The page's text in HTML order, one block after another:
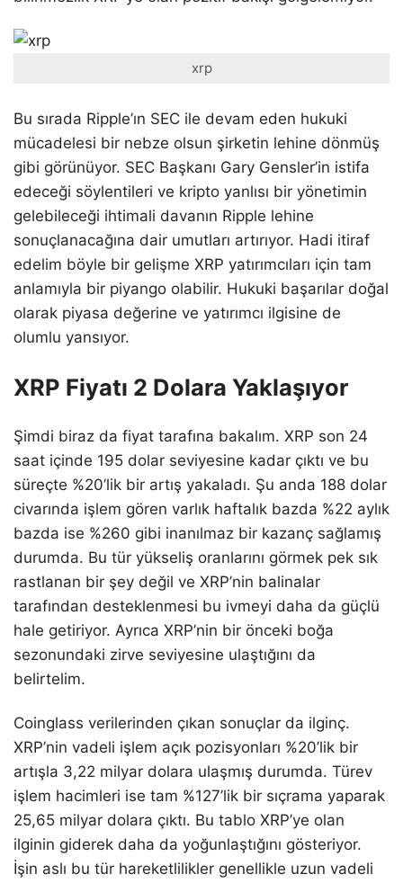
xrp
Bu sırada Ripple’ın SEC ile devam eden hukuki
mücadelesi bir nebze olsun şirketin lehine dönmüş
gibi görünüyor. SEC Başkanı Gary Gensler’in istifa
edeceği söylentileri ve kripto yanlısı bir yönetimin
gelebileceği ihtimali davanın Ripple lehine
sonuçlanacağına dair umutları artırıyor. Hadi itiraf
edelim böyle bir gelişme XRP yatırımcıları için tam
anlamıyla bir piyango olabilir. Hukuki başarılar doğal
olarak piyasa değerine ve yatırımcı ilgisine de
olumlu yansıyor.
XRP Fiyatı 2 Dolara Yaklaşıyor
Şimdi biraz da fiyat tarafına bakalım. XRP son 24
saat içinde 195 dolar seviyesine kadar çıktı ve bu
süreçte %20’lik bir artış yakaladı. Şu anda 188 dolar
civarında işlem gören varlık haftalık bazda %22 aylık
bazda ise %260 gibi inanılmaz bir kazanç sağlamış
durumda. Bu tür yükseliş oranlarını görmek pek sık
rastlanan bir şey değil ve XRP’nin balinalar
tarafından desteklenmesi bu ivmeyi daha da güçlü
hale getiriyor. Ayrıca XRP’nin bir önceki boğa
sezonundaki zirve seviyesine ulaştığını da
belirtelim.
Coinglass verilerinden çıkan sonuçlar da ilginç.
XRP’nin vadeli işlem açık pozisyonları %20’lik bir
artışla 3,22 milyar dolara ulaşmış durumda. Türev
işlem hacimleri ise tam %127’lik bir sıçrama yaparak
25,65 milyar dolara çıktı. Bu tablo XRP’ye olan
ilginin giderek daha da yoğunlaştığını gösteriyor.
İşin aslı bu tür hareketlilikler genellikle uzun vadeli